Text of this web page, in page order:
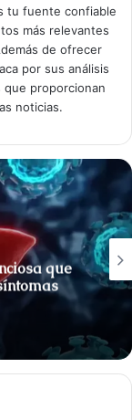
tu fuente confiable
más relevantes
de ofrecer
por sus análisis
proporcionan
noticias.
que